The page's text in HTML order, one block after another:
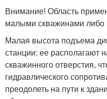
Внимание! Область
малыми скважинами либо
Малая высота подъема
станции: ее располагают
скважинного отверстия,
гидравлического
преодолеть на пути к